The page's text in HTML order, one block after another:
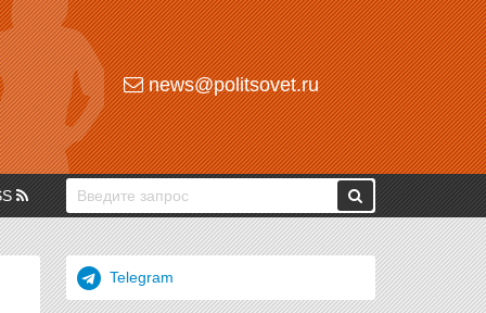
news@politsovet.ru
Telegram